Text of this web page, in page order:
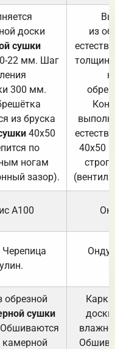
доски
сушки
22 мм. Шаг
300 мм.
из бруска
40х50
по
ногам
зазор).
из
40х50
А100
обрезной
сушки
камерной
доски